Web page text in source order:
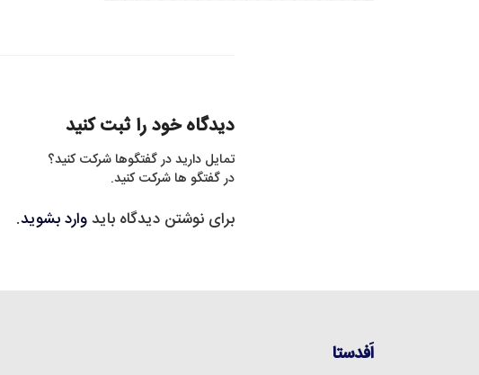
دیدگاه خود را ثبت کنید
تمایل دارید در گفتگوها شرکت کنید؟
در گفتگو ها شرکت کنید.
برای نوشتن دیدگاه بایدوارد بشوید.
اَفدستا